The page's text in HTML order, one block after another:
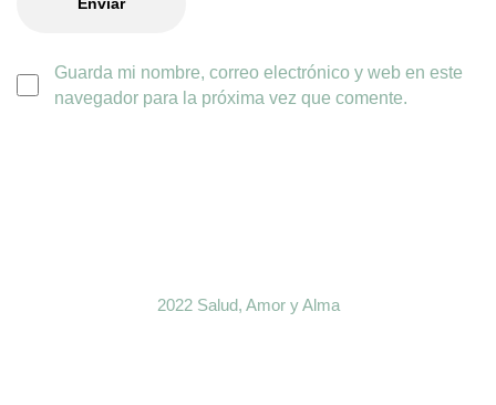
Guarda mi nombre, correo electrónico y web en este
navegador para la próxima vez que comente.
2022 Salud, Amor y Alma